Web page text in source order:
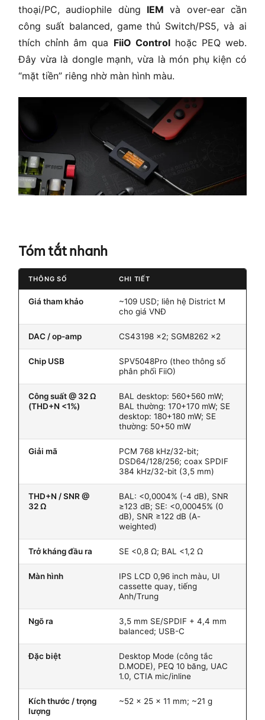
thoại/PC, audiophile dùng IEM và over-ear cần
công suất balanced, game thủ Switch/PS5, và ai
thích chỉnh âm qua FiiO Controlhoặc PEQ web.
Đây vừa là dongle mạnh, vừa là món phụ kiện có
“mặt tiền” riêng nhờ màn hình màu.
Tóm tắt nhanh
THÔNG SỐ CHI TIẾT
Giá tham khảo
~109 USD; liên hệ District M
cho giá VNĐ
DAC / op-amp CS43198 ×2; SGM8262 ×2
Chip USB
SPV5048Pro (theo thông số
phân phối FiiO)
Công suất @ 32 Ω
(THD+N <1%)
BAL desktop: 560+560 mW;
BAL thường: 170+170 mW; SE
desktop: 180+180 mW; SE
thường: 50+50 mW
Giải mã
PCM 768 kHz/32-bit;
DSD64/128/256; coax SPDIF
384 kHz/32-bit (3,5 mm)
THD+N / SNR @
32 Ω
BAL: <0,0004% (-4 dB), SNR
≥123 dB; SE: <0,00045% (0
dB), SNR ≥122 dB (A-
weighted)
Trở kháng đầu ra SE <0,8 Ω; BAL <1,2 Ω
Màn hình
IPS LCD 0,96 inch màu, UI
cassette quay, tiếng
Anh/Trung
Ngõ ra
3,5 mm SE/SPDIF + 4,4 mm
balanced; USB-C
Đặc biệt
Desktop Mode (công tắc
D.MODE), PEQ 10 băng, UAC
1.0, CTIA mic/inline
Kích thước / trọng
lượng
~52 × 25 × 11 mm; ~21 g